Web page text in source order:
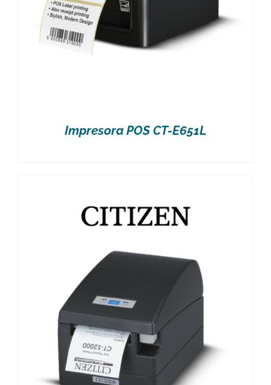
Impresora POS CT-E651L